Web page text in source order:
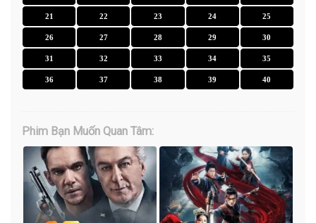
21 22 23 24 25
26 27 28 29 30
31 32 33 34 35
36 37 38 39 40
Phim Bạn Muốn Quan Tâm: